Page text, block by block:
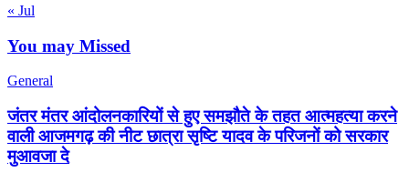
« Jul
You may Missed
General
जंतर मंतर आंदोलनकारियों से हुए समझौते के तहत आत्महत्या करने
वाली आजमगढ़ की नीट छात्रा सृष्टि यादव के परिजनों को सरकार
मुआवजा दे